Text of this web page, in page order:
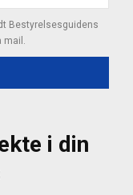
Bestyrelsesguidens
mail.
i din